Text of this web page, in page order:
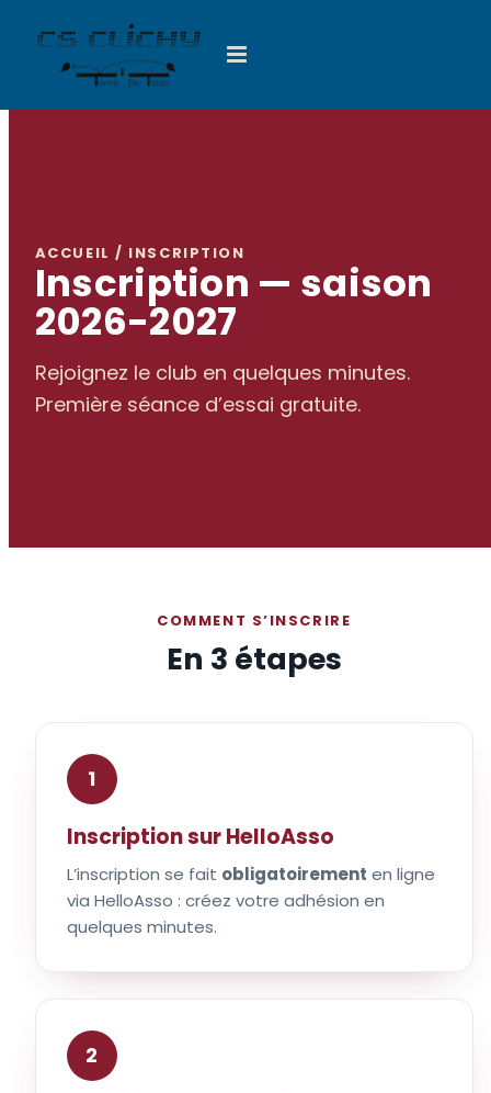
ACCUEIL / INSCRIPTION
Inscription — saison
2026-2027
Rejoignez le club en quelques minutes.
Première séance d’essai gratuite.
COMMENT S’INSCRIRE
En 3 étapes
1
Inscription sur HelloAsso
L’inscription se fait obligatoirement en ligne
via HelloAsso : créez votre adhésion en
quelques minutes.
2